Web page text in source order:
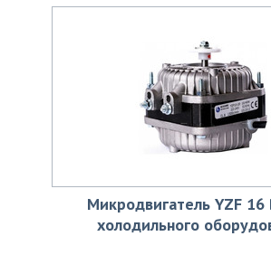
Микродвигатель YZF
холодильного